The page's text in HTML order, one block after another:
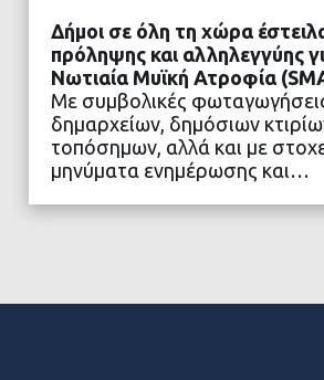
ΔΙΑΒΑΣΤΕ
Δήμοι σε όλη τη χώρα
πρόληψης και αλληλεγγύης
Νωτιαία Μυϊκή Ατροφία
Με συμβολικές
δημαρχείων, δημόσιων
τοπόσημων, αλλά και με
μηνύματα ενημέρωσης και…